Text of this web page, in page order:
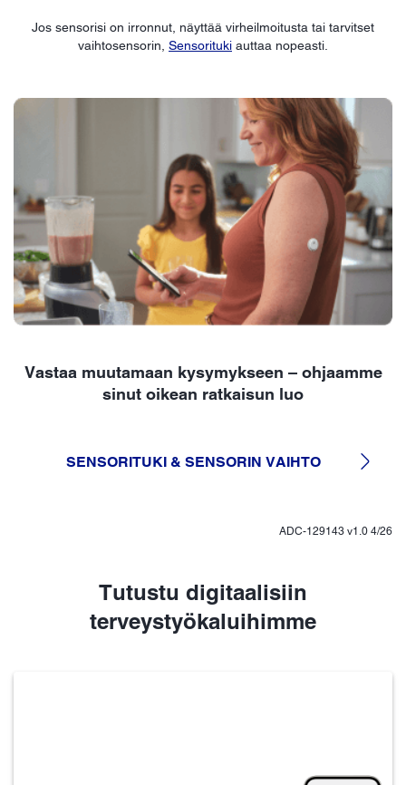
Jos sensorisi on irronnut, näyttää virheilmoitusta tai tarvitset
vaihtosensorin, Sensorituki auttaa nopeasti.
Vastaa muutamaan kysymykseen – ohjaamme
sinut oikean ratkaisun luo
SENSORITUKI & SENSORIN VAIHTO
ADC-129143 v1.0 4/26
Tutustu digitaalisiin
terveystyökaluihimme